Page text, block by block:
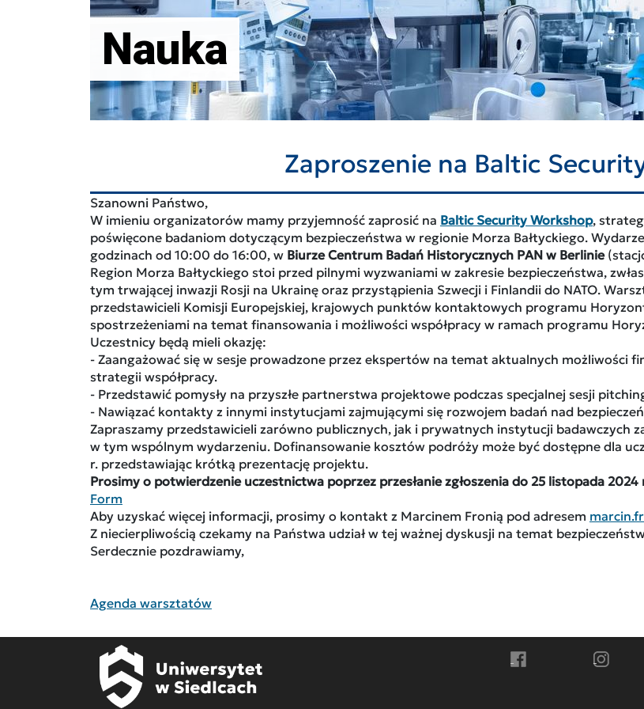
Nauka
Zaproszenie na Baltic
Szanowni Państwo,
W imieniu organizatorów mamy przyjemność zaprosić na Baltic Security Workshop,
poświęcone badaniom dotyczącym bezpieczeństwa w regionie Morza Bałtyckiego.
godzinach od 10:00 do 16:00, w Biurze Centrum Badań Historycznych PAN w Berlinie
Region Morza Bałtyckiego stoi przed pilnymi wyzwaniami w zakresie bezpieczeństwa,
tym trwającej inwazji Rosji na Ukrainę oraz przystąpienia Szwecji i Finlandii do NATO.
przedstawicieli Komisji Europejskiej, krajowych punktów kontaktowych programu
spostrzeżeniami na temat finansowania i możliwości współpracy w ramach programu
Uczestnicy będą mieli okazję:
- Zaangażować się w sesje prowadzone przez ekspertów na temat aktualnych możliwości
strategii współpracy.
- Przedstawić pomysły na przyszłe partnerstwa projektowe podczas specjalnej sesji
- Nawiązać kontakty z innymi instytucjami zajmującymi się rozwojem badań nad
Zapraszamy przedstawicieli zarówno publicznych, jak i prywatnych instytucji badawczych
w tym wspólnym wydarzeniu. Dofinansowanie kosztów podróży może być dostępne dla
r. przedstawiając krótką prezentację projektu.
Prosimy o potwierdzenie uczestnictwa poprzez przesłanie zgłoszenia do 25 listopada
Form
Aby uzyskać więcej informacji, prosimy o kontakt z Marcinem Fronią pod adresem
Z niecierpliwością czekamy na Państwa udział w tej ważnej dyskusji na temat
Serdecznie pozdrawiamy,
Agenda warsztatów